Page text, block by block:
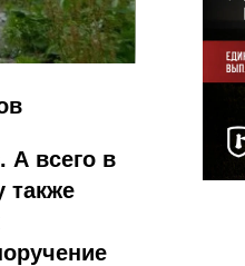
А всего в
также